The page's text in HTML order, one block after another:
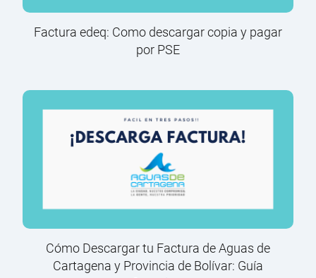
Factura edeq: Como descargar copia y pagar
por PSE
Cómo Descargar tu Factura de Aguas de
Cartagena y Provincia de Bolívar: Guía